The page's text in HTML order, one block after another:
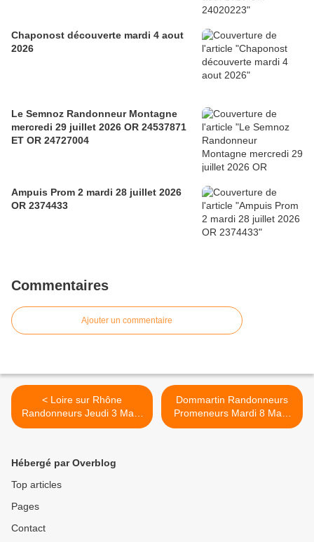
Chaponost découverte mardi 4 aout
2026
Le Semnoz Randonneur Montagne
mercredi 29 juillet 2026 OR 24537871
ET OR 24727004
Ampuis Prom 2 mardi 28 juillet 2026
OR 2374433
Commentaires
Ajouter un commentaire
< Loire sur Rhône
Randonneurs Jeudi 3 Mars
2022 Or:14337698
Dommartin Randonneurs
Promeneurs Mardi 8 Mars
2022 Or:9446652 >
Hébergé par Overblog
Top articles
Pages
Contact